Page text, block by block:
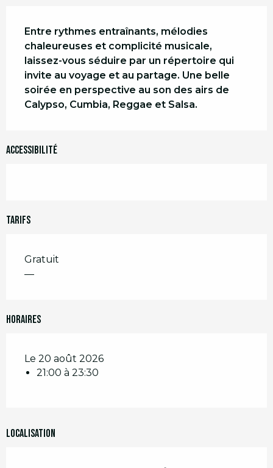
Description
Entre rythmes entraînants, mélodies
chaleureuses et complicité musicale,
laissez-vous séduire par un répertoire qui
invite au voyage et au partage. Une belle
soirée en perspective au son des airs de
Calypso, Cumbia, Reggae et Salsa.
Accessibilité
Tarifs
Gratuit
—
Horaires
Le 20 août 2026
21:00 à 23:30
Localisation